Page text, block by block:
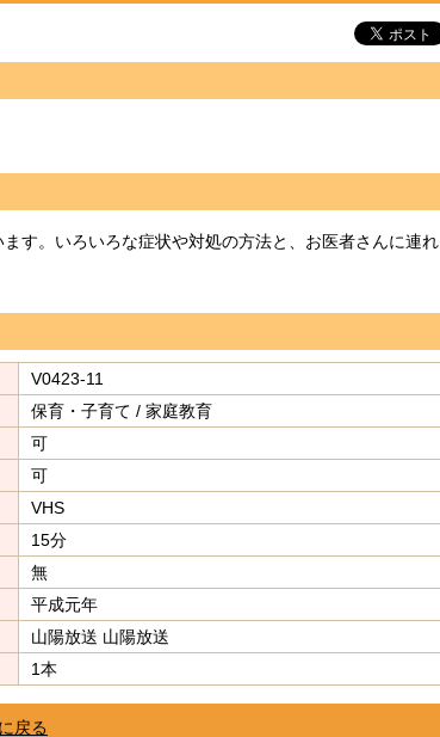
す。いろいろな症状や対処の方法と、お医者さんに連れ
V0423-11
保育・子育て / 家庭教育
可
可
VHS
15分
無
平成元年
山陽放送 山陽放送
1本
戻る